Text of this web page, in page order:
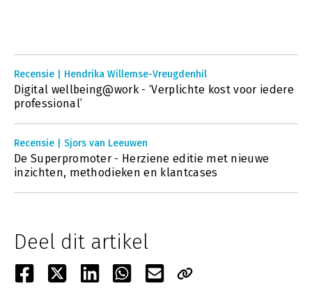
Recensie | Hendrika Willemse-Vreugdenhil
Digital wellbeing@work - ‘Verplichte kost voor iedere
professional’
Recensie | Sjors van Leeuwen
De Superpromoter - Herziene editie met nieuwe
inzichten, methodieken en klantcases
Deel dit artikel